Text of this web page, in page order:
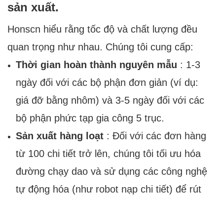
sản xuất.
Honscn hiểu rằng tốc độ và chất lượng đều
quan trọng như nhau. Chúng tôi cung cấp:
Thời gian hoàn thành nguyên mẫu : 1-3
ngày đối với các bộ phận đơn giản (ví dụ:
giá đỡ bằng nhôm) và 3-5 ngày đối với các
bộ phận phức tạp gia công 5 trục.
Sản xuất hàng loạt : Đối với các đơn hàng
từ 100 chi tiết trở lên, chúng tôi tối ưu hóa
đường chạy dao và sử dụng các công nghệ
tự động hóa (như robot nạp chi tiết) để rút